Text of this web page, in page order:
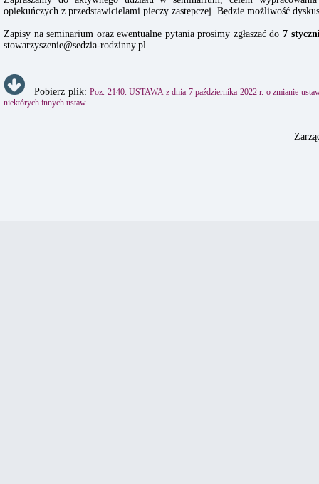
opiekuńczych z przedstawicielami pieczy zastępczej. Będzie możliwość
Zapisy na seminarium oraz ewentualne pytania prosimy zgłaszać do 7
stowarzyszenie@sedzia-rodzinny.pl
Pobierz plik:Poz. 2140. USTAWA z dnia 7 października 2022 r. o zmianie
niektórych innych ustaw